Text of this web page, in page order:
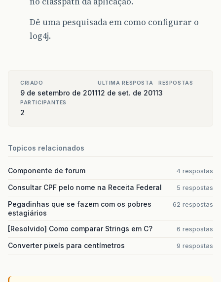
Dê uma pesquisada em como configurar o
log4j.
CRIADO
9 de setembro de 2011
ULTIMA RESPOSTA
12 de set. de 2011
RESPOSTAS
3
PARTICIPANTES
2
Topicos relacionados
Componente de forum 4 respostas
Consultar CPF pelo nome na Receita Federal 5 respostas
Pegadinhas que se fazem com os pobres
estagiários
62 respostas
[Resolvido] Como comparar Strings em C? 6 respostas
Converter pixels para centímetros 9 respostas